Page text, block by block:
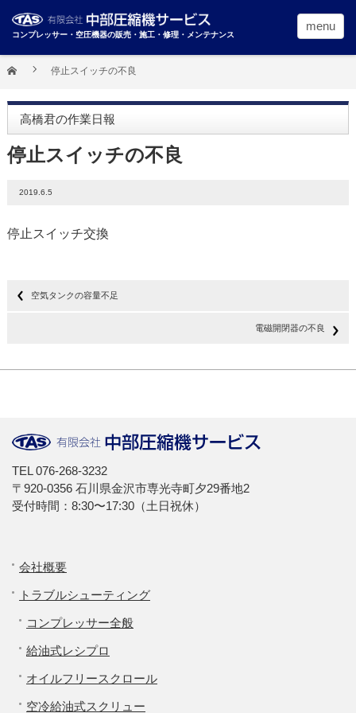
コンプレッサー・空圧機器の販売・施工・修理・メンテナンス
menu
停止スイッチの不良
高橋君の作業日報
停止スイッチの不良
2019.6.5
停止スイッチ交換
空気タンクの容量不足
電磁開閉器の不良
TEL 076-268-3232
〒920-0356 石川県金沢市専光寺町夕29番地2
受付時間：8:30〜17:30（土日祝休）
会社概要
トラブルシューティング
コンプレッサー全般
給油式レシプロ
オイルフリースクロール
空冷給油式スクリュー